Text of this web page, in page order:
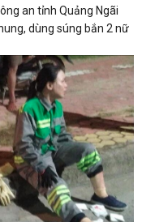
an tỉnh Quảng Ngãi
dùng súng bắn 2 nữ